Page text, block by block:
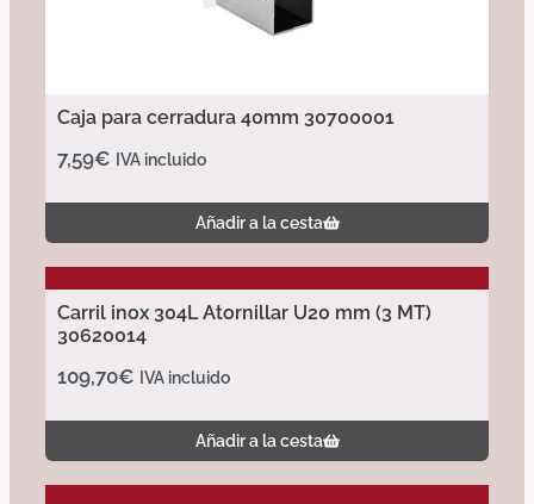
Caja para cerradura 40mm 30700001
7,59€ IVA incluido
Añadir a la cesta
Carril inox 304L Atornillar U20 mm (3 MT)
30620014
109,70€ IVA incluido
Añadir a la cesta